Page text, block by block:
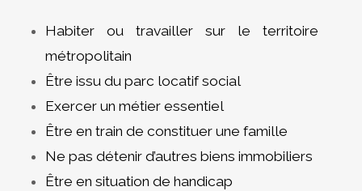
Habiter ou travailler sur le territoire
métropolitain
Être issu du parc locatif social
Exercer un métier essentiel
Être en train de constituer une famille
Ne pas détenir d’autres biens immobiliers
Être en situation de handicap